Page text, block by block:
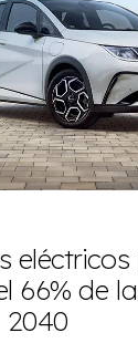
66% de
2040